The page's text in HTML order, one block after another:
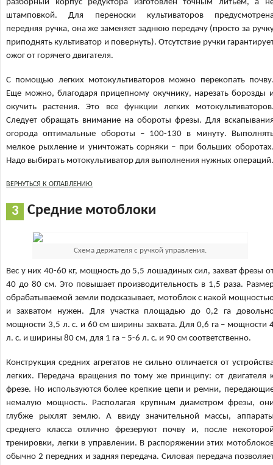
разборный корпус редуктора изготовлен точным литьем, а
штамповкой. Для переноски культиваторов
передняя ручка, она же заменяет заднюю передачу (просто за
приподнять культиватор и повернуть). Отсутствие ручки
ожог от горячего двигателя.
С помощью легких мотокультиваторов можно перекопать
Еще можно, благодаря прицепному окучнику, нарезать борозды
окучить растения. Это все функции легких
Следует обращать внимание на обороты фрезы. Для
огорода оптимальные обороты – 100-130 в минуту.
мелкое рыхление и уничтожать сорняки – при больших
Надо выбирать мотокультиватор для выполнения нужных
ВЕРНУТЬСЯ К ОГЛАВЛЕНИЮ
Средние мотоблоки
Схема держателя с ручкой управления.
Вес у них 40-60 кг, мощность до 5,5 лошадиных сил, захват фрезы
40 до 80 см. Это повышает производительность в 1,5 раза.
обрабатываемой земли подсказывает, мотоблок с какой
и захватом нужен. Для участка площадью до 0,2 га
мощности 3,5 л. с. и 60 см ширины захвата. Для 0,6 га – мощности
л. с. и ширины 80 см, для 1 га – 5-6 л. с. и 90 см соответственно.
Конструкция средних агрегатов не сильно отличается от
легких. Передача вращения по тому же принципу: от двигателя
фрезе. Но используются более крепкие цепи и ремни,
немалую мощность. Располагая крупным диаметром фрезы,
глубже рыхлят землю. А ввиду значительной массы,
среднего класса отлично фрезеруют почву и, после
тренировки, легки в управлении. В распоряжении этих
обычно 2 передних и задняя передача. Силовая передача